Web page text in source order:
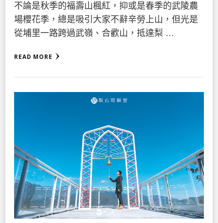
不論是秋季的福壽山楓紅，抑或是春季的武陵農
場櫻花季，總是吸引大家不辭辛勞上山，但光是
從埔里一路跨過武嶺、合歡山，抵達梨 …
READ MORE